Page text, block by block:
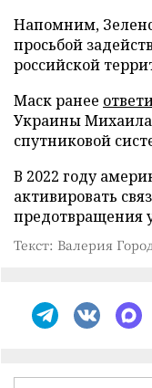
Напомним,
просьбой
российской
Маск ранее
Украины
спутниковой
В 2022 году
активировать
предотвращения
Текст: Валерия